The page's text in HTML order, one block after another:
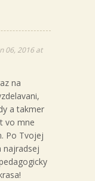
06, 2016 at
na
a takmer
vo mne
Po Tvojej
najradsej